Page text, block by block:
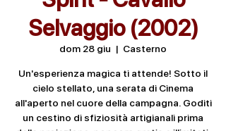
Selvaggio (2002)
dom 28 giu
  |
Casterno
Un'esperienza magica ti attende! Sotto il
cielo stellato, una serata di Cinema
all'aperto nel cuore della campagna. Goditi
un cestino di sfiziosità artigianali prima